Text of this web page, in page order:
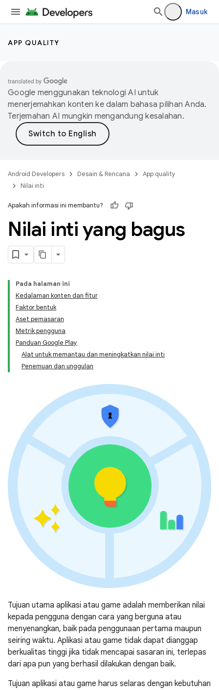
Masuk
APP QUALITY
Google menggunakan teknologi AI untuk
menerjemahkan konten ke dalam bahasa pilihan Anda.
Terjemahan AI mungkin mengandung kesalahan.
Android Developers Desain & Rencana
App quality
Nilai inti
Apakah informasi ini membantu?
Nilai inti yang bagus
Pada halaman ini
Kedalaman konten dan fitur
Faktor bentuk
Aset pemasaran
Metrik pengguna
Panduan Google Play
Alat untuk memantau dan meningkatkan nilai inti
Penemuan dan unggulan
Tujuan utama aplikasi atau game adalah memberikan nilai
kepada pengguna dengan cara yang berguna atau
menyenangkan, baik pada penggunaan pertama maupun
seiring waktu. Aplikasi atau game tidak dapat dianggap
berkualitas tinggi jika tidak mencapai sasaran ini, terlepas
dari apa pun yang berhasil dilakukan dengan baik.
Tujuan aplikasi atau game harus selaras dengan kebutuhan